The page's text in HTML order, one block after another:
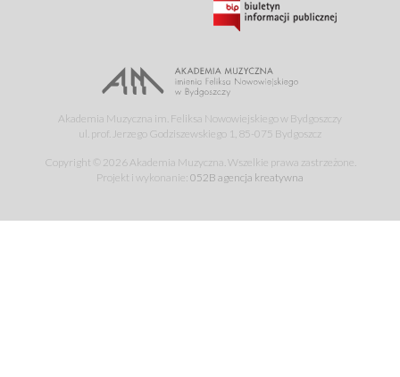
Akademia Muzyczna im. Feliksa Nowowiejskiego w Bydgoszczy
ul. prof. Jerzego Godziszewskiego 1, 85-075 Bydgoszcz
Copyright © 2026 Akademia Muzyczna. Wszelkie prawa zastrzeżone.
Projekt i wykonanie: 052B agencja kreatywna